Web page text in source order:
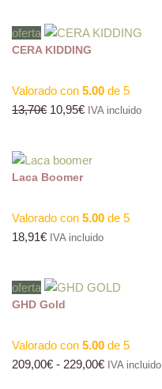
oferta
CERA KIDDING
Valorado con 5.00 de 5
13,70€ 10,95€ IVA incluido
Laca Boomer
Valorado con 5.00 de 5
18,91€ IVA incluido
oferta
GHD Gold
Valorado con 5.00 de 5
209,00€ - 229,00€ IVA incluido